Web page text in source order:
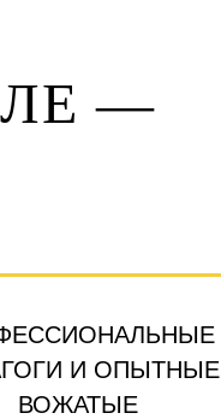
—
И ОПЫТНЫЕ
ВОЖАТЫЕ